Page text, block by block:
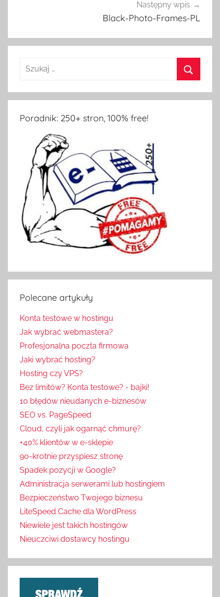
Następny wpis
Black-Photo-Frames-PL
Poradnik: 250+ stron, 100% free!
Polecane artykuły
Konta testowe w hostingu
Jak wybrać webmastera?
Profesjonalna poczta firmowa
Jaki wybrać hosting?
Hosting czy VPS?
Bez limitów? Konta testowe? - bajki!
10 błędów nieudanych e-biznesów
SEO vs. PageSpeed
Cloud, czyli jak ogarnąć chmurę?
+40% klientów w e-sklepie
90-krotnie przyspiesz stronę
Spadek pozycji w Google?
Administracja serwerami lub hostingiem
Bezpieczeństwo Twojego biznesu
LiteSpeed Cache dla WordPress
Niewiele jest takich hostingów
Nieuczciwi dostawcy hostingu